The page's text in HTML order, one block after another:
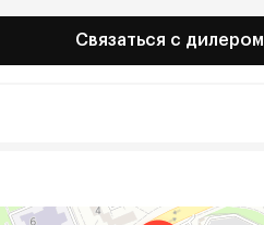
Связаться с дилером